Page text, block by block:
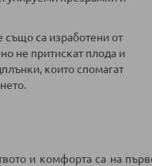
са изработени от
не притискат плода и
които спомагат
и комфорта са на